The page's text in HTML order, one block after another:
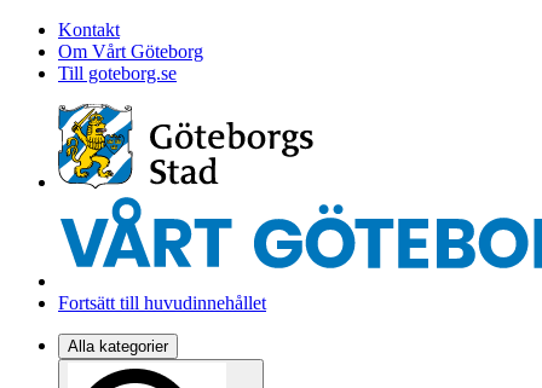
Kontakt
Om Vårt Göteborg
Till goteborg.se
Fortsätt till huvudinnehållet
Alla kategorier